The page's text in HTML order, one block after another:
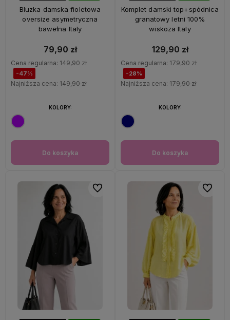
Bluzka damska fioletowa
oversize asymetryczna
bawełna Italy
79,90 zł
Cena regularna: 149,90 zł
-47%
Najniższa cena: 149,90 zł
Do koszyka
KOLORY:
Komplet damski top+spódnica
granatowy letni 100%
wiskoza Italy
129,90 zł
Cena regularna: 179,90 zł
-28%
Najniższa cena: 179,90 zł
Do koszyka
KOLORY:
Do ulubionych Do